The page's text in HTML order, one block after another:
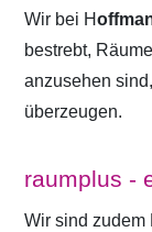
Wir bei H
bestrebt,
anzusehen
überzeugen.
raumplus -
Wir sind zudem